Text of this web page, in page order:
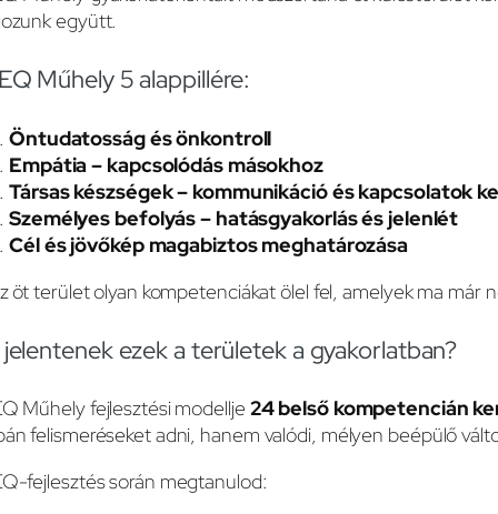
együtt.
Műhely 5 alappillére:
Öntudatosság és önkontroll
Empátia – kapcsolódás másokhoz
Társas készségek – kommunikáció és kapcsolatok
Személyes befolyás – hatásgyakorlás és jelenlét
Cél és jövőkép magabiztos meghatározása
öt terület olyan kompetenciákat ölel fel, amelyek ma
ezek a területek a gyakorlatban?
Műhely fejlesztési modellje24 belső kompetencián
felismeréseket adni, hanem valódi, mélyen beépülő
fejlesztés során megtanulod: